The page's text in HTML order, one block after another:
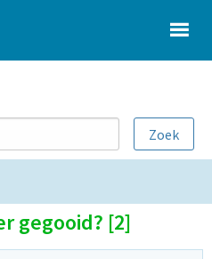
gegooid? [2]